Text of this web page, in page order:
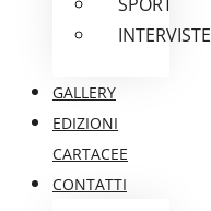
SPORT
INTERVISTE
GALLERY
EDIZIONI
CARTACEE
CONTATTI